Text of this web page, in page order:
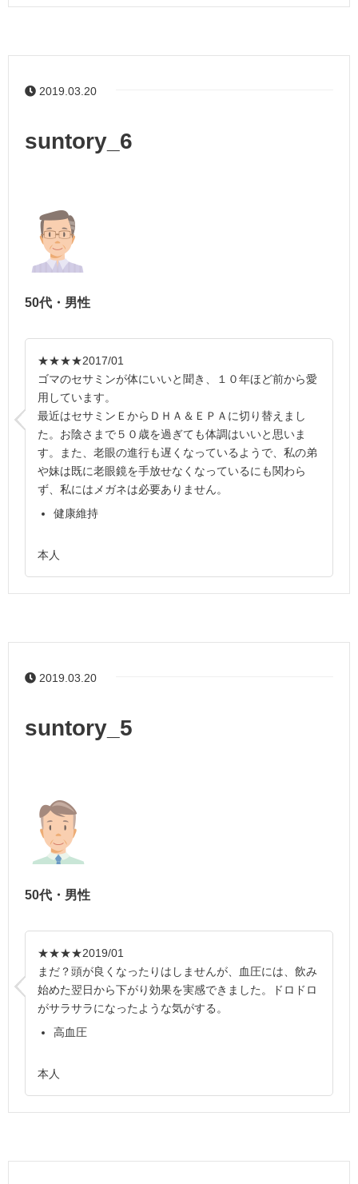
2019.03.20
suntory_6
50代・男性
★★★★2017/01
ゴマのセサミンが体にいいと聞き、１０年ほど前から愛
用しています。
最近はセサミンＥからＤＨＡ＆ＥＰＡに切り替えまし
た。お陰さまで５０歳を過ぎても体調はいいと思いま
す。また、老眼の進行も遅くなっているようで、私の弟
や妹は既に老眼鏡を手放せなくなっているにも関わら
ず、私にはメガネは必要ありません。
健康維持
本人
2019.03.20
suntory_5
50代・男性
★★★★2019/01
まだ？頭が良くなったりはしませんが、血圧には、飲み
始めた翌日から下がり効果を実感できました。ドロドロ
がサラサラになったような気がする。
高血圧
本人